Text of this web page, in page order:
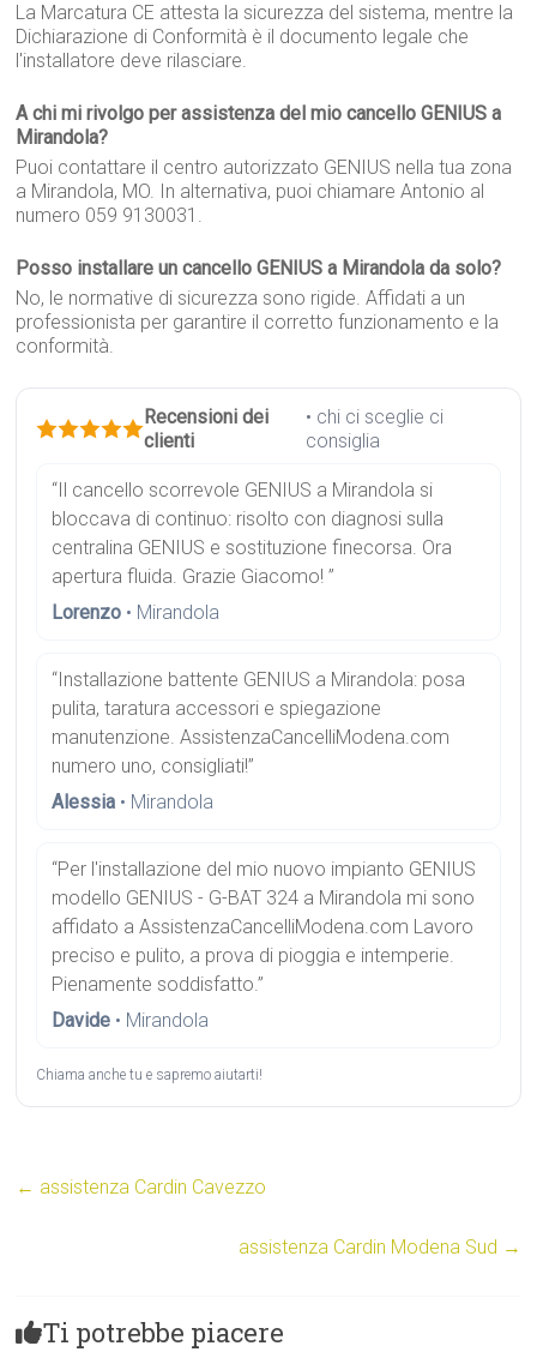
La Marcatura CE attesta la sicurezza del sistema, mentre la
Dichiarazione di Conformità è il documento legale che
l'installatore deve rilasciare.
A chi mi rivolgo per assistenza del mio cancello GENIUS a
Mirandola?
Puoi contattare il centro autorizzato GENIUS nella tua zona
a Mirandola, MO. In alternativa, puoi chiamare Antonio al
numero 059 9130031.
Posso installare un cancello GENIUS a Mirandola da solo?
No, le normative di sicurezza sono rigide. Affidati a un
professionista per garantire il corretto funzionamento e la
conformità.
Recensioni dei
clienti
• chi ci sceglie ci
consiglia
“Il cancello scorrevole GENIUS a Mirandola si
bloccava di continuo: risolto con diagnosi sulla
centralina GENIUS e sostituzione finecorsa. Ora
apertura fluida. Grazie Giacomo! ”
Lorenzo • Mirandola
“Installazione battente GENIUS a Mirandola: posa
pulita, taratura accessori e spiegazione
manutenzione. AssistenzaCancelliModena.com
numero uno, consigliati!”
Alessia • Mirandola
“Per l'installazione del mio nuovo impianto GENIUS
modello GENIUS - G-BAT 324 a Mirandola mi sono
affidato a AssistenzaCancelliModena.com Lavoro
preciso e pulito, a prova di pioggia e intemperie.
Pienamente soddisfatto.”
Davide • Mirandola
Chiama anche tu e sapremo aiutarti!
← assistenza Cardin Cavezzo
assistenza Cardin Modena Sud →
Ti potrebbe piacere